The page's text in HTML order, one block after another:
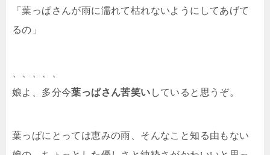
「葉っぱさんが雨に濡れて枯れないようにしてあげて
るの」
娘よ、多分今葉っぱさん苦笑い していると思うぞ。
葉っぱにとっては恵みの雨、そんなこと知る由もない